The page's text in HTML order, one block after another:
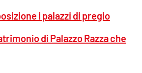
i palazzi di pregio
di Palazzo Razza che